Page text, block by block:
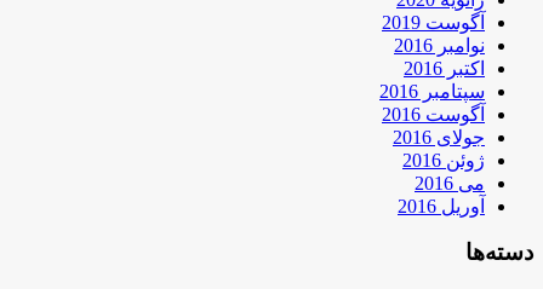
آگوست 2019
نوامبر 2016
اکتبر 2016
سپتامبر 2016
آگوست 2016
جولای 2016
ژوئن 2016
می 2016
آوریل 2016
دسته‌ها